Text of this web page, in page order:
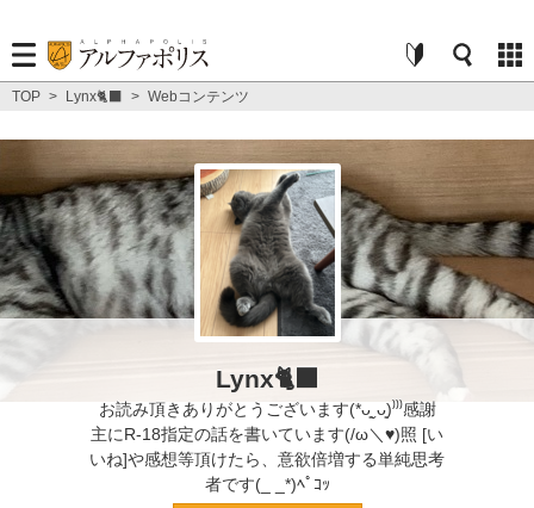
TOP > Lynx🐈‍⬛ > Webコンテンツ
Lynx🐈‍⬛
お読み頂きありがとうございます(*ᴗ͈ˬᴗ͈)⁾⁾⁾感謝
主にR-18指定の話を書いています(/ω＼♥)照 [い
いね]や感想等頂けたら、意欲倍増する単純思考
者です(_ _*)ﾍﾟｺｯ